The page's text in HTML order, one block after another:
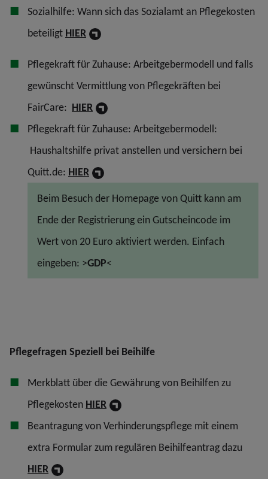
Sozialhilfe: Wann sich das Sozialamt an Pflegekosten
beteiligt HIER
Pflegekraft für Zuhause: Arbeitgebermodell und falls
gewünscht Vermittlung von Pflegekräften bei
FairCare: HIER
Pflegekraft für Zuhause: Arbeitgebermodell:
Haushaltshilfe privat anstellen und versichern bei
Quitt.de: HIER
Beim Besuch der Homepage von Quitt kann am
Ende der Registrierung ein Gutscheincode im
Wert von 20 Euro aktiviert werden. Einfach
eingeben: >GDP<
Pflegefragen Speziell bei Beihilfe
Merkblatt über die Gewährung von Beihilfen zu
Pflegekosten HIER
Beantragung von Verhinderungspflege mit einem
extra Formular zum regulären Beihilfeantrag dazu
HIER